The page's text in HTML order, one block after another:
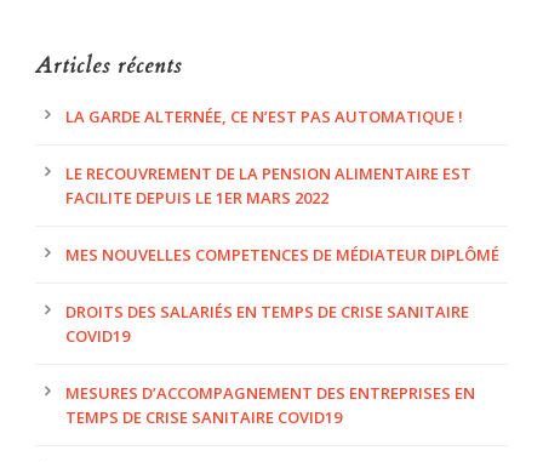
Articles récents
LA GARDE ALTERNÉE, CE N’EST PAS AUTOMATIQUE !
LE RECOUVREMENT DE LA PENSION ALIMENTAIRE EST
FACILITE DEPUIS LE 1ER MARS 2022
MES NOUVELLES COMPETENCES DE MÉDIATEUR DIPLÔMÉ
DROITS DES SALARIÉS EN TEMPS DE CRISE SANITAIRE
COVID19
MESURES D’ACCOMPAGNEMENT DES ENTREPRISES EN
TEMPS DE CRISE SANITAIRE COVID19